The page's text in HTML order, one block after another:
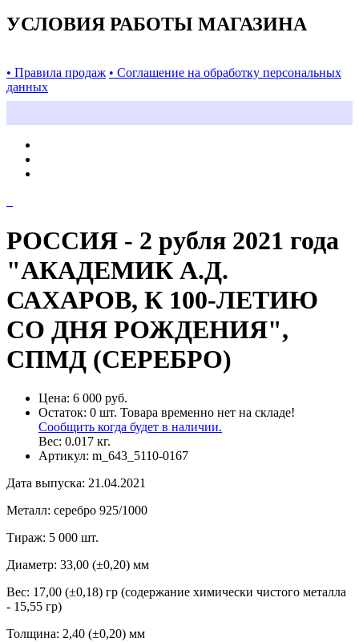
УСЛОВИЯ РАБОТЫ МАГАЗИНА
• Правила продаж • Соглашение на обработку персональных
данных
РОССИЯ - 2 рубля 2021 года
"АКАДЕМИК А.Д.
САХАРОВ, К 100-ЛЕТИЮ
СО ДНЯ РОЖДЕНИЯ",
СПМД (СЕРЕБРО)
Цена: 6 000 руб.
Остаток: 0 шт. Товара временно нет на складе!
Сообщить когда будет в наличии.
Вес: 0.017 кг.
Артикул: m_643_5110-0167
Дата выпуска: 21.04.2021
Металл: серебро 925/1000
Тираж: 5 000 шт.
Диаметр: 33,00 (±0,20) мм
Вес: 17,00 (±0,18) гр (содержание химически чистого металла
- 15,55 гр)
Толщина: 2,40 (±0,20) мм